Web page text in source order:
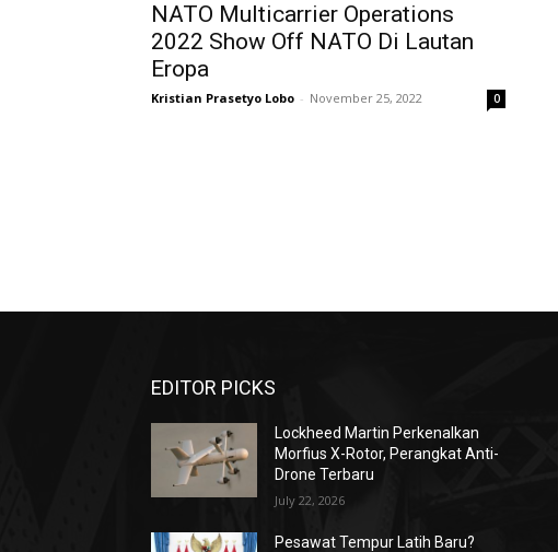
NATO Multicarrier Operations
2022 Show Off NATO Di Lautan
Eropa
Kristian Prasetyo Lobo - November 25, 2022 0
EDITOR PICKS
Lockheed Martin Perkenalkan
Morfius X-Rotor, Perangkat Anti-
Drone Terbaru
July 22, 2026
Pesawat Tempur Latih Baru?